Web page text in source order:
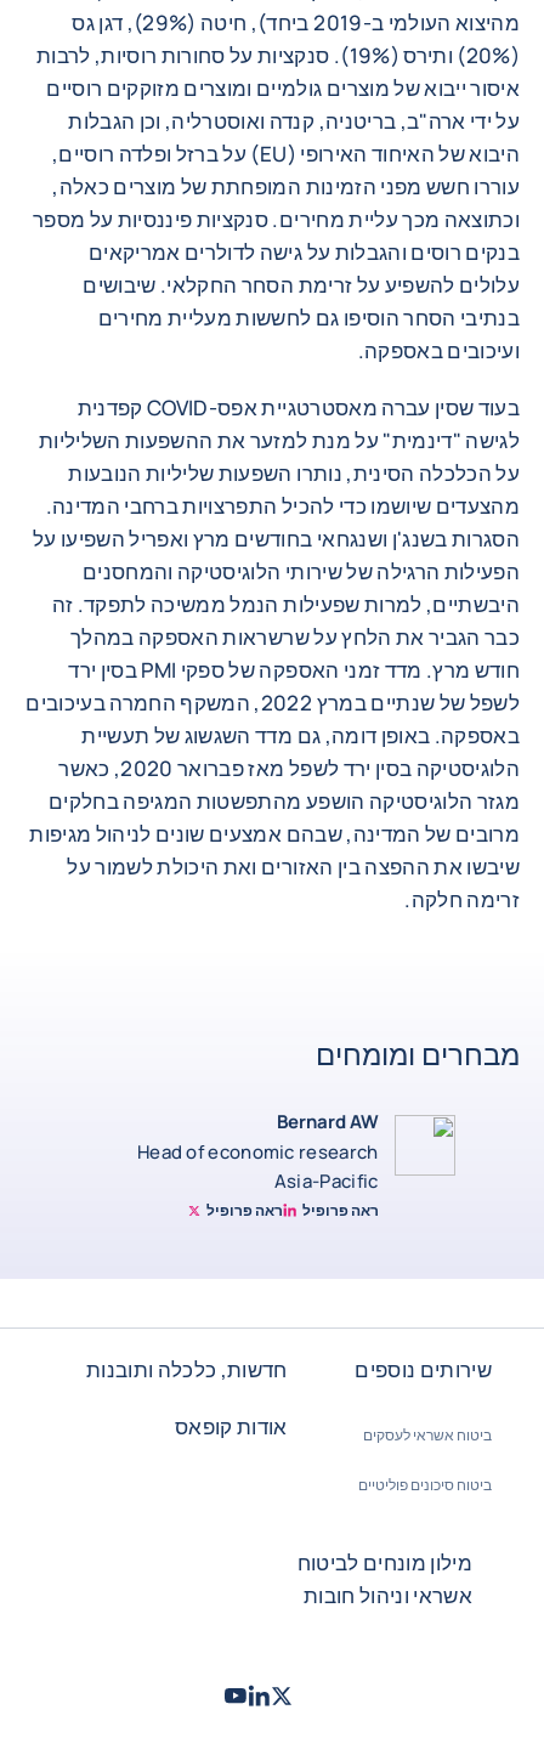
מהיצוא העולמי ב-2019 ביחד), חיטה (29%), דגן גס
(20%) ותירס (19%). סנקציות על סחורות רוסיות, לרבות
איסור ייבוא ​​של מוצרים גולמיים ומוצרים מזוקקים רוסיים
על ידי ארה"ב, בריטניה, קנדה ואוסטרליה, וכן הגבלות
היבוא של האיחוד האירופי (EU) על ברזל ופלדה רוסיים,
עוררו חשש מפני הזמינות המופחתת של מוצרים כאלה,
וכתוצאה מכך עליית מחירים. סנקציות פיננסיות על מספר
בנקים רוסים והגבלות על גישה לדולרים אמריקאים
עלולים להשפיע על זרימת הסחר החקלאי. שיבושים
בנתיבי הסחר הוסיפו גם לחששות מעליית מחירים
ועיכובים באספקה.
בעוד שסין עברה מאסטרטגיית אפס-COVID קפדנית
לגישה "דינמית" על מנת למזער את ההשפעות השליליות
על הכלכלה הסינית, נותרו השפעות שליליות הנובעות
מהצעדים שיושמו כדי להכיל התפרצויות ברחבי המדינה.
הסגרות בשנג'ן ושנגחאי בחודשים מרץ ואפריל השפיעו על
הפעילות הרגילה של שירותי הלוגיסטיקה והמחסנים
היבשתיים, למרות שפעילות הנמל ממשיכה לתפקד. זה
כבר הגביר את הלחץ על שרשראות האספקה ​​במהלך
חודש מרץ. מדד זמני האספקה ​​של ספקי PMI בסין ירד
לשפל של שנתיים במרץ 2022, המשקף החמרה בעיכובים
באספקה. באופן דומה, גם מדד השגשוג של תעשיית
הלוגיסטיקה בסין ירד לשפל מאז פברואר 2020, כאשר
מגזר הלוגיסטיקה הושפע מהתפשטות המגיפה בחלקים
מרובים של המדינה, שבהם אמצעים שונים לניהול מגיפות
שיבשו את ההפצה בין האזורים ואת היכולת לשמור על
זרימה חלקה.
מבחרים ומומחים
Bernard AW
Head of economic research
Asia-Pacific
ראה פרופיל
Bernard Aw Linkedin ראה פרופיל
Bernard Aw Twitter
שירותים נוספים
ביטוח אשראי לעסקים
ביטוח סיכונים פוליטיים
חדשות, כלכלה ותובנות
אודות קופאס
מילון מונחים לביטוח
אשראי וניהול חובות
Twitter - קופאסLinkedIn
Youtube